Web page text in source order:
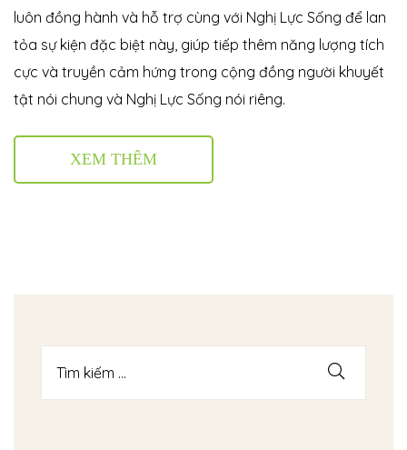
luôn đồng hành và hỗ trợ cùng với Nghị Lực Sống để lan
tỏa sự kiện đặc biệt này, giúp tiếp thêm năng lượng tích
cực và truyền cảm hứng trong cộng đồng người khuyết
tật nói chung và Nghị Lực Sống nói riêng.
XEM THÊM